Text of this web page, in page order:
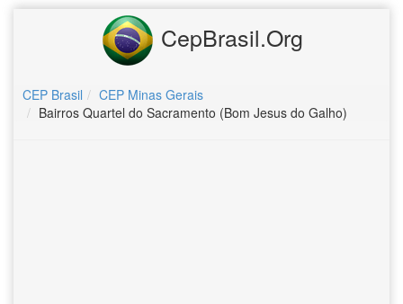
CepBrasil.Org
CEP Brasil
CEP Minas Gerais
Bairros Quartel do Sacramento (Bom Jesus do Galho)